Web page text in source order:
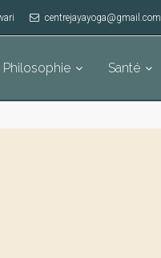
centrejayayoga@gmail.com
Philosophie Santé